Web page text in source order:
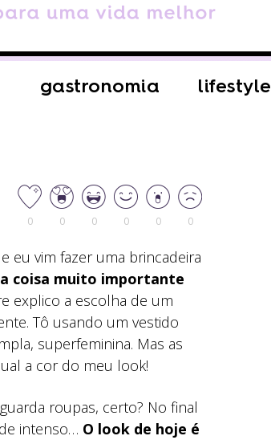
gastronomia lifestyle
0 0 0 0 0 0
eu vim fazer uma brincadeira
coisa muito importante
explico a escolha de um
Tô usando um vestido
superfeminina. Mas as
a cor do meu look!
roupas, certo? No final
intenso… O look de hoje é